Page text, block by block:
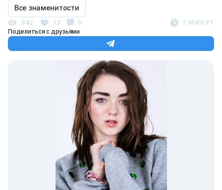
Все знаменитости
642 13 0
7 МИНУТ
Поделиться с друзьями